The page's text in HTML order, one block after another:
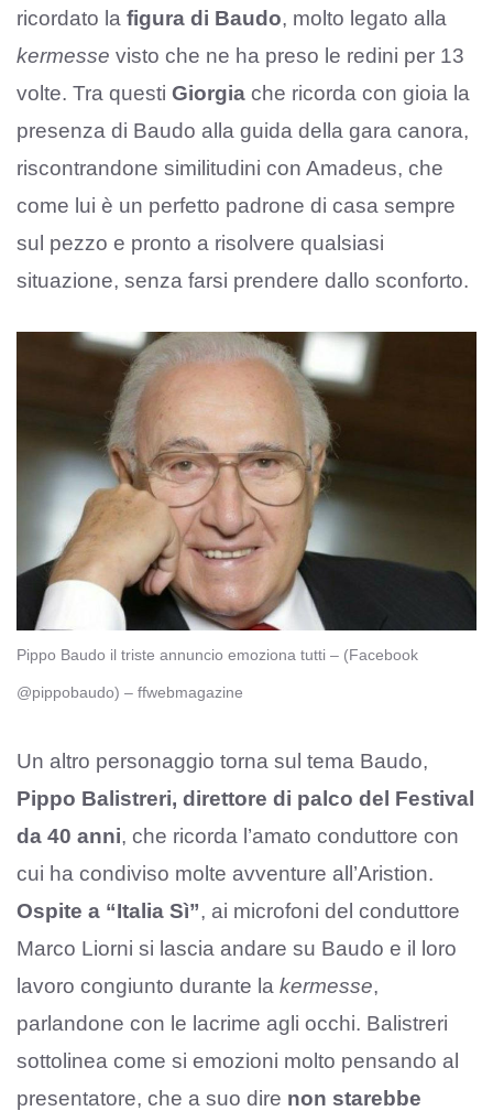
ricordato la figura di Baudo, molto legato alla
kermesse visto che ne ha preso le redini per 13
volte. Tra questi Giorgia che ricorda con gioia la
presenza di Baudo alla guida della gara canora,
riscontrandone similitudini con Amadeus, che
come lui è un perfetto padrone di casa sempre
sul pezzo e pronto a risolvere qualsiasi
situazione, senza farsi prendere dallo sconforto.
Pippo Baudo il triste annuncio emoziona tutti – (Facebook
@pippobaudo) – ffwebmagazine
Un altro personaggio torna sul tema Baudo,
Pippo Balistreri, direttore di palco del Festival
da 40 anni, che ricorda l’amato conduttore con
cui ha condiviso molte avventure all’Aristion.
Ospite a “Italia Sì”, ai microfoni del conduttore
Marco Liorni si lascia andare su Baudo e il loro
lavoro congiunto durante la kermesse,
parlandone con le lacrime agli occhi. Balistreri
sottolinea come si emozioni molto pensando al
presentatore, che a suo dire non starebbe